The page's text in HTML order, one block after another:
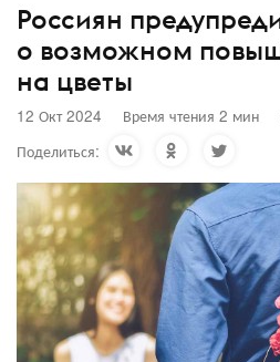
Россиян
о возможном
на цветы
12 Окт 2024 Время чтения 2 мин
Поделиться: